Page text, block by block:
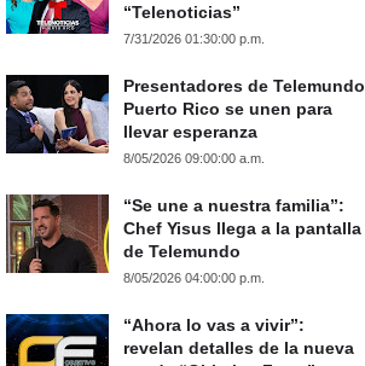
“Telenoticias”
7/31/2026 01:30:00 p.m.
Presentadores de Telemundo
Puerto Rico se unen para
llevar esperanza
8/05/2026 09:00:00 a.m.
“Se une a nuestra familia”:
Chef Yisus llega a la pantalla
de Telemundo
8/05/2026 04:00:00 p.m.
“Ahora lo vas a vivir”:
revelan detalles de la nueva